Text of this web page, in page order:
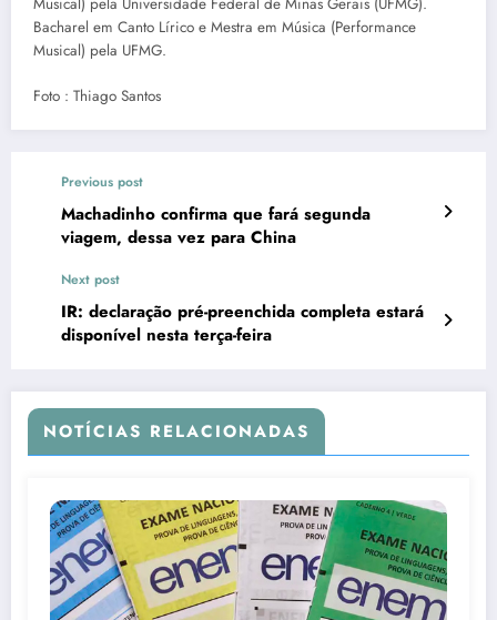
Musical) pela Universidade Federal de Minas Gerais (UFMG).
Bacharel em Canto Lírico e Mestra em Música (Performance
Musical) pela UFMG.
Foto : Thiago Santos
Previous post
Machadinho confirma que fará segunda
viagem, dessa vez para China
Next post
IR: declaração pré-preenchida completa estará
disponível nesta terça-feira
NOTÍCIAS RELACIONADAS